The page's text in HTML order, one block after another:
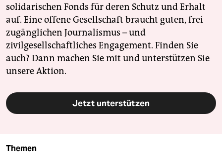
solidarischen Fonds für deren Schutz und Erhalt
auf. Eine offene Gesellschaft braucht guten, frei
zugänglichen Journalismus – und
zivilgesellschaftliches Engagement. Finden Sie
auch? Dann machen Sie mit und unterstützen Sie
unsere Aktion.
Jetzt unterstützen
Themen